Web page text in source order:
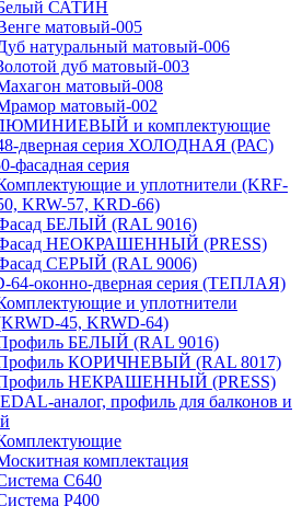
САТИН
матовый-005
натуральный матовый-006
дуб матовый-003
матовый-008
матовый-002
и комплектующие
дверная серия ХОЛОДНАЯ (РАС)
фасадная серия
и уплотнители (KRF-
KRW-57, KRD-66)
БЕЛЫЙ (RAL 9016)
НЕОКРАШЕННЫЙ (PRESS)
СЕРЫЙ (RAL 9006)
64-оконно-дверная серия (ТЕПЛАЯ)
и уплотнители
45, KRWD-64)
БЕЛЫЙ (RAL 9016)
КОРИЧНЕВЫЙ (RAL 8017)
НЕКРАШЕННЫЙ (PRESS)
аналог, профиль для балконов и
комплектация
C640
P400